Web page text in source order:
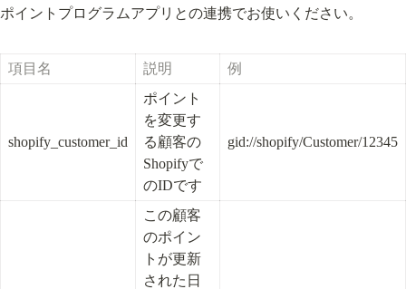
ポイントプログラムアプリとの連携でお使いください。
項目名 説明 例
shopify_customer_id
ポイント
を変更す
る顧客の
Shopifyで
のIDです
gid://shopify/Customer/12345
この顧客
のポイン
トが更新
された日